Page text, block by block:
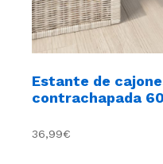
Estante de
contrachapada
36,99€